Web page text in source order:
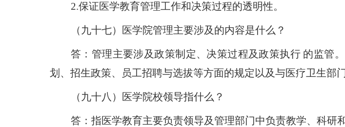
2.保证医学教育管理工作和决策过程的透明性。
（九十七）医学院管理主要涉及的内容是什么？
答：管理主要涉及政策制定、决策过程及政策执行 的监管
划、招生政策、员工招聘与选拔等方面的规定以及与医疗卫生部
（九十八）医学院校领导指什么？
答： 指医学教育主要负责领导及管理部门中负责教学、科研